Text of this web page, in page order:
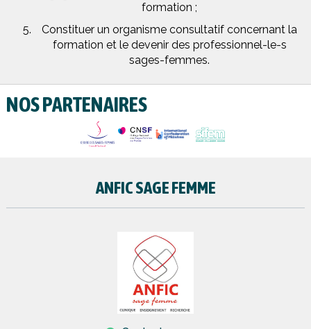
formation ;
Constituer un organisme consultatif concernant la
formation et le devenir des professionnel-le-s
sages-femmes.
NOS PARTENAIRES
ANFIC SAGE FEMME